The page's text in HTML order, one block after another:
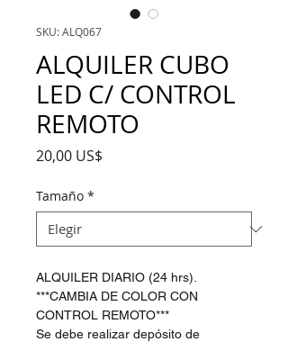
SKU: ALQ067
ALQUILER CUBO
LED C/ CONTROL
REMOTO
20,00 US$
Tamaño *
ALQUILER DIARIO (24 hrs).
***CAMBIA DE COLOR CON
CONTROL REMOTO***
Se debe realizar depósito de